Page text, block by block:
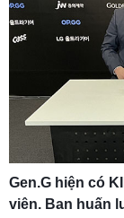
Gen.G hiện có
viên. Ban huấn